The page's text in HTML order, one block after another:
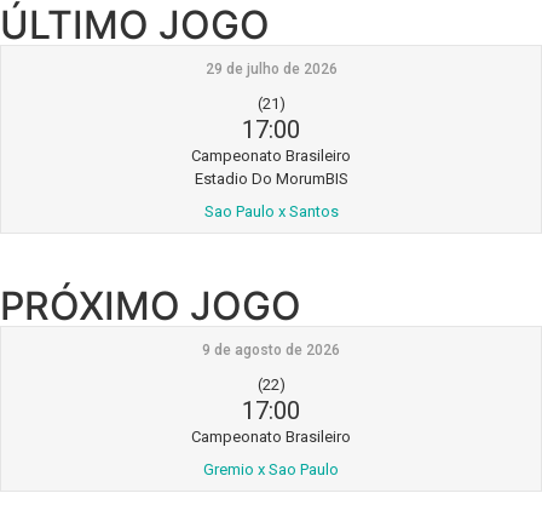
ÚLTIMO JOGO
29 de julho de 2026
(21)
17:00
Campeonato Brasileiro
Estadio Do MorumBIS
Sao Paulo x Santos
PRÓXIMO JOGO
9 de agosto de 2026
(22)
17:00
Campeonato Brasileiro
Gremio x Sao Paulo